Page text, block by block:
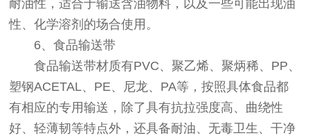
耐油性，适合于输送含油物料，以及一些可能出现油
性、化学溶剂的场合使用。
6、食品输送带
食品输送带材质有PVC、聚乙烯、聚炳稀、PP、
塑钢ACETAL、PE、尼龙、PA等，按照具体食品都
有相应的专用输送，除了具有抗拉强度高、曲绕性
好、轻薄韧等特点外，还具备耐油、无毒卫生、干净